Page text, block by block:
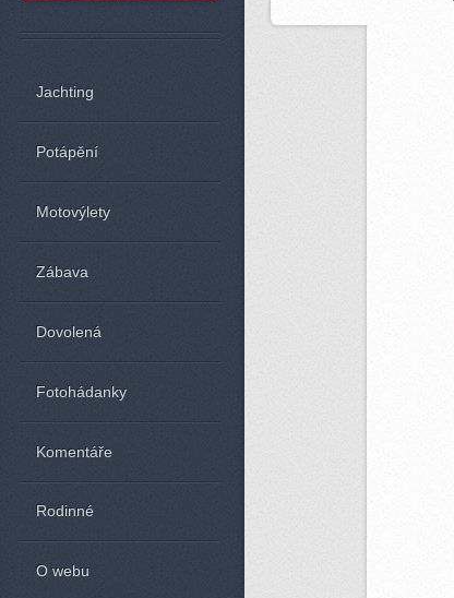
Jachting
Potápění
Motovýlety
Zábava
Dovolená
Fotohádanky
Komentáře
Rodinné
O webu